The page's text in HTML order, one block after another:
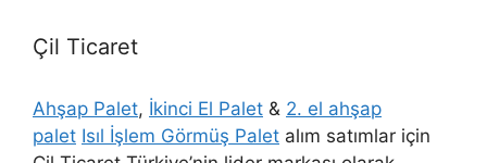
Çil Ticaret
Ahşap Palet, İkinci El Palet & 2. el ahşap
palet Isıl İşlem Görmüş Palet alım satımlar için